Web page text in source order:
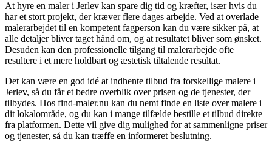
At hyre en maler i Jerlev kan spare dig tid og kræfter, især hvis du
har et stort projekt, der kræver flere dages arbejde. Ved at overlade
malerarbejdet til en kompetent fagperson kan du være sikker på, at
alle detaljer bliver taget hånd om, og at resultatet bliver som ønsket.
Desuden kan den professionelle tilgang til malerarbejde ofte
resultere i et mere holdbart og æstetisk tiltalende resultat.
Det kan være en god idé at indhente tilbud fra forskellige malere i
Jerlev, så du får et bedre overblik over prisen og de tjenester, der
tilbydes. Hos find-maler.nu kan du nemt finde en liste over malere i
dit lokalområde, og du kan i mange tilfælde bestille et tilbud direkte
fra platformen. Dette vil give dig mulighed for at sammenligne priser
og tjenester, så du kan træffe en informeret beslutning.